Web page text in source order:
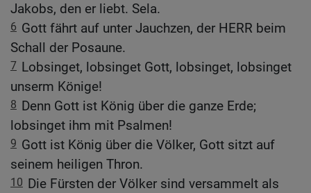
Jakobs, den er liebt. Sela.
6 Gott fährt auf unter Jauchzen, der HERR beim
Schall der Posaune.
7 Lobsinget, lobsinget Gott, lobsinget, lobsinget
unserm Könige!
8 Denn Gott ist König über die ganze Erde;
lobsinget ihm mit Psalmen!
9 Gott ist König über die Völker, Gott sitzt auf
seinem heiligen Thron.
10 Die Fürsten der Völker sind versammelt als